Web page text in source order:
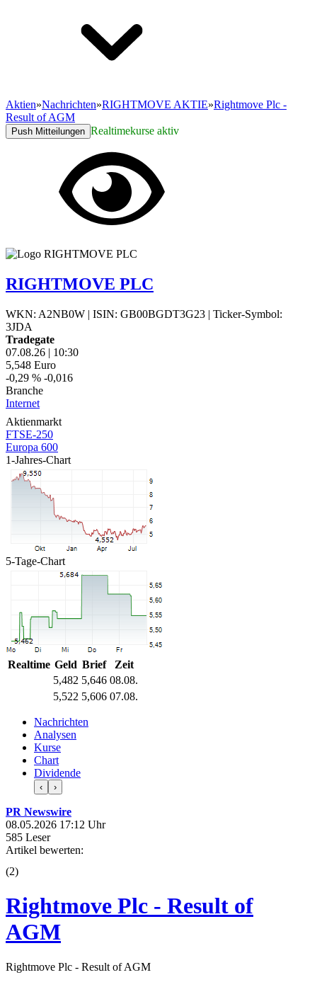
Aktien»Nachrichten»RIGHTMOVE AKTIE»Rightmove Plc -
Result of AGM
Push Mitteilungen Realtimekurse aktiv
RIGHTMOVE PLC
WKN: A2NB0W | ISIN: GB00BGDT3G23 | Ticker-Symbol:
3JDA
Tradegate
07.08.26 | 10:30
5,548 Euro
-0,29 % -0,016
Branche
Internet
Aktienmarkt
FTSE-250
Europa 600
1-Jahres-Chart
5-Tage-Chart
Realtime Geld Brief
Zeit
5,482 5,646 08.08.
5,522 5,606 07.08.
Nachrichten
Analysen
Kurse
Chart
Dividende
‹ ›
PR Newswire
08.05.2026 17:12 Uhr
585 Leser
Artikel bewerten:
(2)
Rightmove Plc - Result of
AGM
Rightmove Plc - Result of AGM